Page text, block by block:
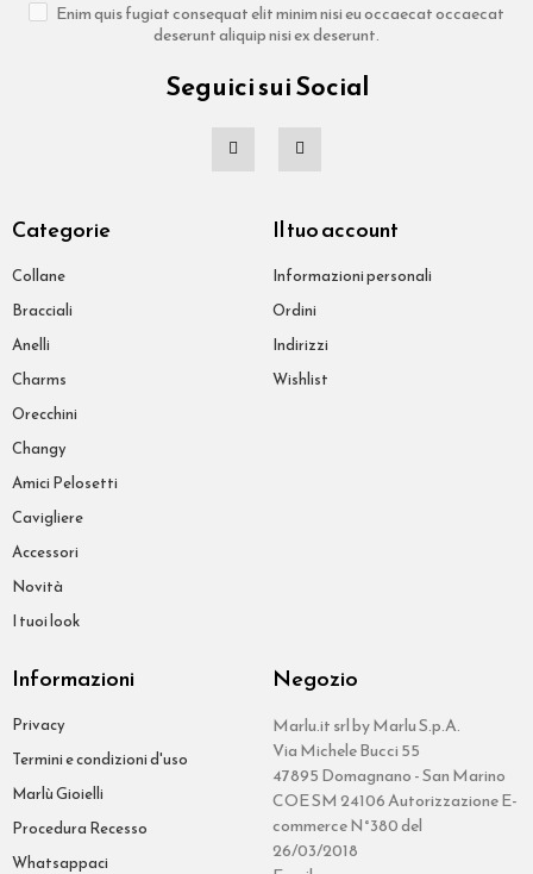
Enim quis fugiat consequat elit minim nisi eu occaecat occaecat
deserunt aliquip nisi ex deserunt.
Seguici sui Social
Categorie
Collane
Bracciali
Anelli
Charms
Orecchini
Changy
Amici Pelosetti
Cavigliere
Accessori
Novità
I tuoi look
Il tuo account
Informazioni personali
Ordini
Indirizzi
Wishlist
Informazioni
Privacy
Termini e condizioni d'uso
Marlù Gioielli
Procedura Recesso
Whatsappaci
Negozio
Marlu.it srl by Marlu S.p.A.
Via Michele Bucci 55
47895 Domagnano - San Marino
COE SM 24106 Autorizzazione E-
commerce N°380 del
26/03/2018